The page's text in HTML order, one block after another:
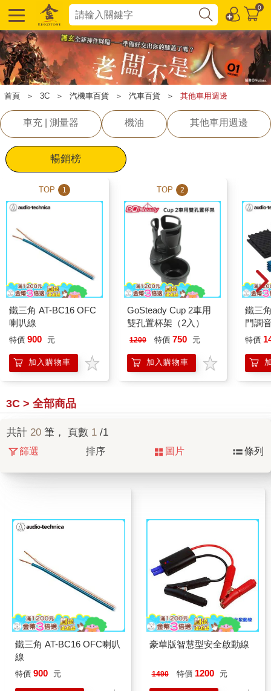
0
首頁 ＞ 3C ＞ 汽機車百貨 ＞ 汽車百貨 ＞ 其他車用週邊
車充 | 測量器 機油 其他車用週邊
暢銷榜
TOP 1
鐵三角 AT-BC16 OFC
喇叭線
特價 900 元
加入購物車
TOP 2
GoSteady Cup 2車用
雙孔置杯架（2入）
1200 特價 750 元
加入購物車
鐵三
門調
特價
3C > 全部商品
共計 20 筆， 頁數 1 /1
篩選 排序 圖片 條列
鐵三角 AT-BC16 OFC喇叭
線
特價 900 元
豪華版智慧型安全啟動線
1490 特價 1200 元